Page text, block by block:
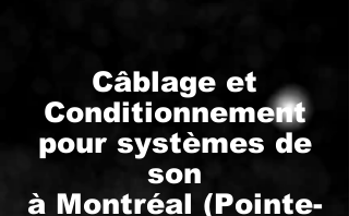
Câblage et
Conditionnement
pour systèmes de
son
à Montréal (Pointe-